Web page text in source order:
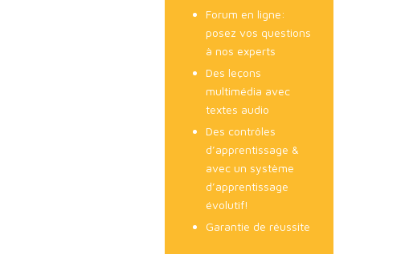
Forum en ligne:
posez vos questions
à nos experts
Des leçons
multimédia avec
textes audio
Des contrôles
d’apprentissage &
avec un système
d’apprentissage
évolutif!
Garantie de réussite